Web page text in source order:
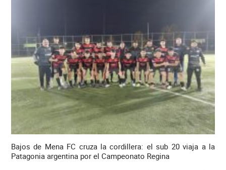
Bajos de Mena FC cruza la cordillera: el sub 20 viaja a la
Patagonia argentina por el Campeonato Regina